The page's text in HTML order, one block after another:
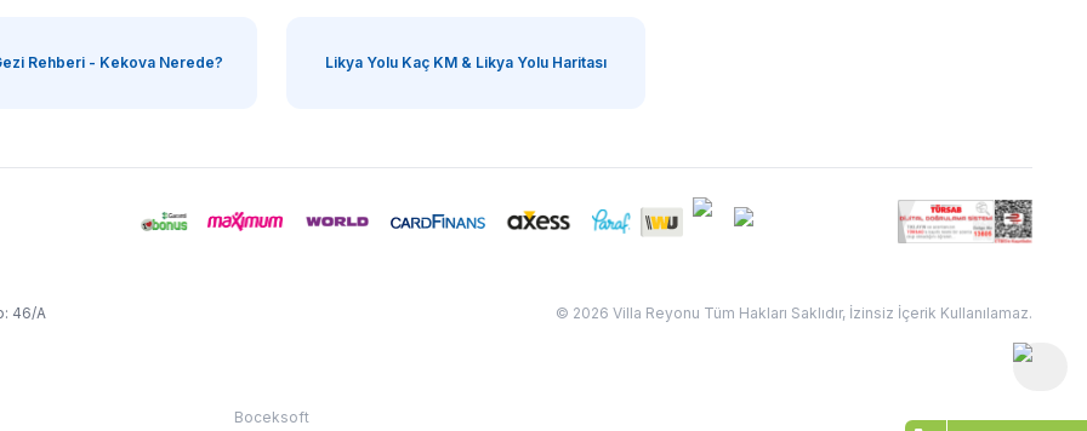
Rehberi - Kekova Nerede? Likya Yolu Kaç KM & Likya Yolu Haritası
46/A
© 2026 Villa Reyonu Tüm Hakları Saklıdır, İzinsiz İçerik Kullanılamaz.
Boceksoft
Fethiye Kas Kalkan 2